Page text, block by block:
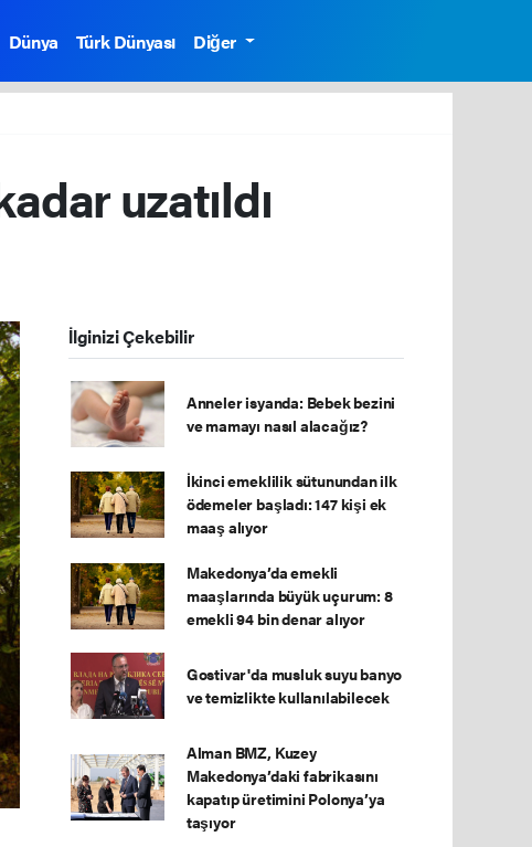
Dünya Türk Dünyası Diğer
uzatıldı
İlginizi Çekebilir
Anneler isyanda: Bebek bezini
ve mamayı nasıl alacağız?
İkinci emeklilik sütunundan ilk
ödemeler başladı: 147 kişi ek
maaş alıyor
Makedonya’da emekli
maaşlarında büyük uçurum: 8
emekli 94 bin denar alıyor
Gostivar'da musluk suyu banyo
ve temizlikte kullanılabilecek
Alman BMZ, Kuzey
Makedonya’daki fabrikasını
kapatıp üretimini Polonya’ya
taşıyor